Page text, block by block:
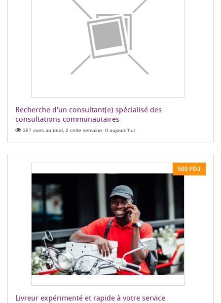
Recherche d'un consultant(e) spécialisé des
consultations communautaires
387 vues au total, 2 cette semaine, 0 aujourd'hui
500 FDJ
Livreur expérimenté et rapide à votre service